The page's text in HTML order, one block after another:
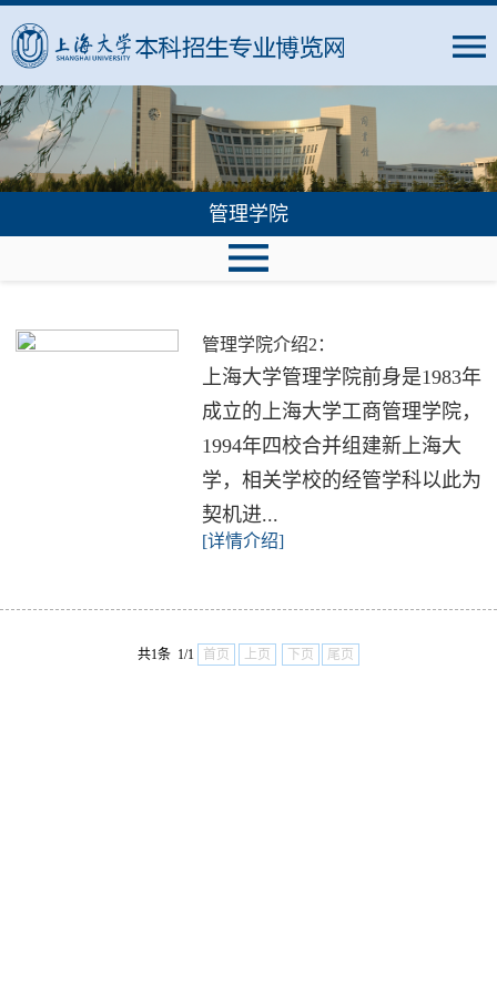
管理学院
管理学院介绍2：
上海大学管理学院前身是1983年
成立的上海大学工商管理学院，
1994年四校合并组建新上海大
学，相关学校的经管学科以此为
契机进...
[详情介绍]
共1条 1/1 首页 上页 下页 尾页